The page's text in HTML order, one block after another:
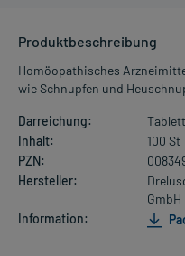
Produktbeschreibung
Homöopathisches
wie Schnupfen und
Darreichung:
Inhalt:
100 St
PZN:
Hersteller:
GmbH
Information: